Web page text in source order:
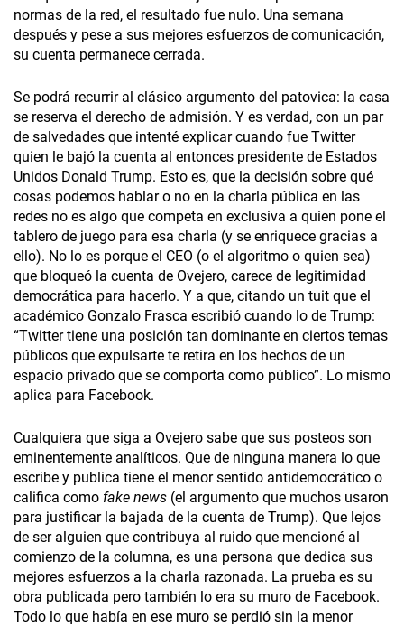
normas de la red, el resultado fue nulo. Una semana
después y pese a sus mejores esfuerzos de comunicación,
su cuenta permanece cerrada.
Se podrá recurrir al clásico argumento del patovica: la casa
se reserva el derecho de admisión. Y es verdad, con un par
de salvedades que intenté explicar cuando fue Twitter
quien le bajó la cuenta al entonces presidente de Estados
Unidos Donald Trump. Esto es, que la decisión sobre qué
cosas podemos hablar o no en la charla pública en las
redes no es algo que competa en exclusiva a quien pone el
tablero de juego para esa charla (y se enriquece gracias a
ello). No lo es porque el CEO (o el algoritmo o quien sea)
que bloqueó la cuenta de Ovejero, carece de legitimidad
democrática para hacerlo. Y a que, citando un tuit que el
académico Gonzalo Frasca escribió cuando lo de Trump:
“Twitter tiene una posición tan dominante en ciertos temas
públicos que expulsarte te retira en los hechos de un
espacio privado que se comporta como público”. Lo mismo
aplica para Facebook.
Cualquiera que siga a Ovejero sabe que sus posteos son
eminentemente analíticos. Que de ninguna manera lo que
escribe y publica tiene el menor sentido antidemocrático o
califica como fake news (el argumento que muchos usaron
para justificar la bajada de la cuenta de Trump). Que lejos
de ser alguien que contribuya al ruido que mencioné al
comienzo de la columna, es una persona que dedica sus
mejores esfuerzos a la charla razonada. La prueba es su
obra publicada pero también lo era su muro de Facebook.
Todo lo que había en ese muro se perdió sin la menor